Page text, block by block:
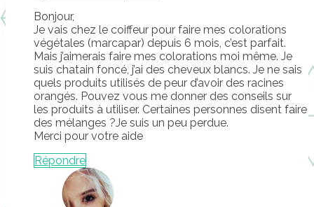
Bonjour,
Je vais chez le coiffeur pour faire mes colorations
végétales (marcapar) depuis 6 mois, c’est parfait.
Mais j’aimerais faire mes colorations moi même. Je
suis chatain foncé, j’ai des cheveux blancs. Je ne sais
quels produits utilisés de peur d’avoir des racines
orangés. Pouvez vous me donner des conseils sur
les produits à utiliser. Certaines personnes disent faire
des mélanges ?Je suis un peu perdue.
Merci pour votre aide
Répondre